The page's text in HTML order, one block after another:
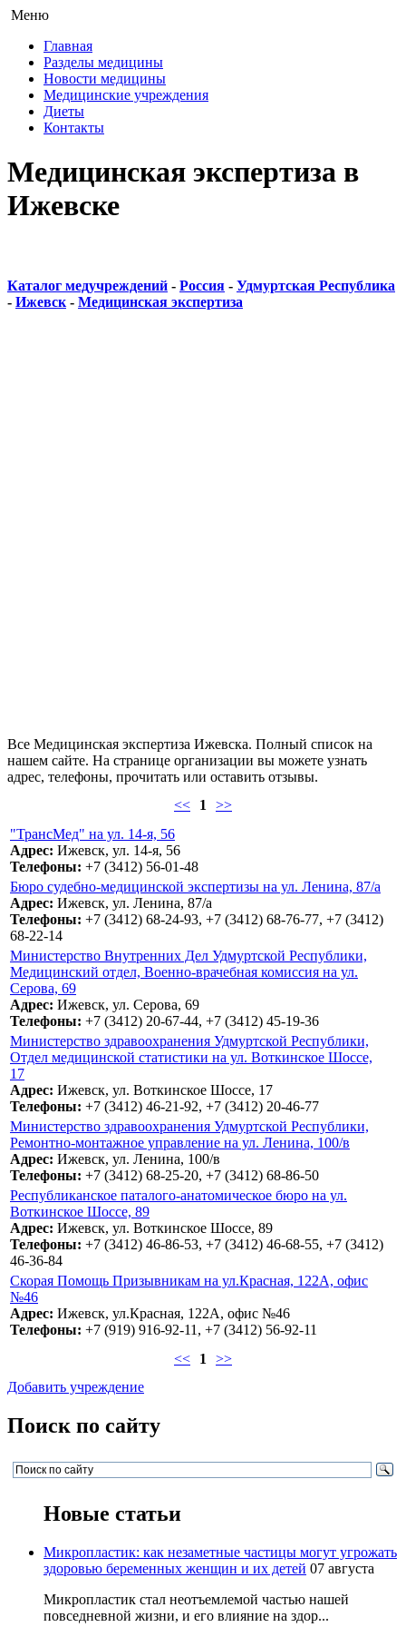
Меню
Главная
Разделы медицины
Новости медицины
Медицинские учреждения
Диеты
Контакты
Медицинская экспертиза в
Ижевске
Каталог медучреждений - Россия - Удмуртская Республика
- Ижевск - Медицинская экспертиза
Все Медицинская экспертиза Ижевска. Полный список на
нашем сайте. На странице организации вы можете узнать
адрес, телефоны, прочитать или оставить отзывы.
<<
1 >>
"ТрансМед" на ул. 14-я, 56
Адрес: Ижевск, ул. 14-я, 56
Телефоны: +7 (3412) 56-01-48
Бюро судебно-медицинской экспертизы на ул. Ленина, 87/а
Адрес: Ижевск, ул. Ленина, 87/а
Телефоны: +7 (3412) 68-24-93, +7 (3412) 68-76-77, +7 (3412)
68-22-14
Министерство Внутренних Дел Удмуртской Республики,
Медицинский отдел, Военно-врачебная комиссия на ул.
Серова, 69
Адрес: Ижевск, ул. Серова, 69
Телефоны: +7 (3412) 20-67-44, +7 (3412) 45-19-36
Министерство здравоохранения Удмуртской Республики,
Отдел медицинской статистики на ул. Воткинское Шоссе,
17
Адрес: Ижевск, ул. Воткинское Шоссе, 17
Телефоны: +7 (3412) 46-21-92, +7 (3412) 20-46-77
Министерство здравоохранения Удмуртской Республики,
Ремонтно-монтажное управление на ул. Ленина, 100/в
Адрес: Ижевск, ул. Ленина, 100/в
Телефоны: +7 (3412) 68-25-20, +7 (3412) 68-86-50
Республиканское паталого-анатомическое бюро на ул.
Воткинское Шоссе, 89
Адрес: Ижевск, ул. Воткинское Шоссе, 89
Телефоны: +7 (3412) 46-86-53, +7 (3412) 46-68-55, +7 (3412)
46-36-84
Скорая Помощь Призывникам на ул.Красная, 122А, офис
№46
Адрес: Ижевск, ул.Красная, 122А, офис №46
Телефоны: +7 (919) 916-92-11, +7 (3412) 56-92-11
<<
1 >>
Добавить учреждение
Поиск по сайту
Новые статьи
Микропластик: как незаметные частицы могут угрожать
здоровью беременных женщин и их детей 07 августа
Микропластик стал неотъемлемой частью нашей
повседневной жизни, и его влияние на здор...